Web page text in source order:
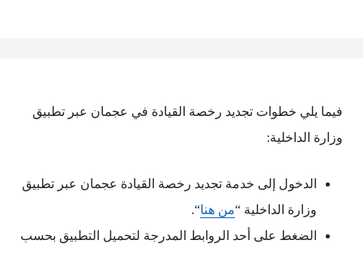
فيما يلي خطوات تجديد رخصة القيادة في عجمان عبر تطبيق
وزارة الداخلية:
الدخول إلى خدمة تجديد رخصة القيادة عجمان عبر تطبيق
وزارة الداخلية “من هنا“.
الضغط على أحد الروابط المدرجة لتحميل التطبيق بحسب